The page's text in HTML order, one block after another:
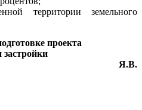
территории земельного
проекта
Я.В.